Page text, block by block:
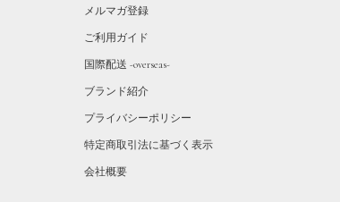
メルマガ登録
ご利用ガイド
国際配送 -overseas-
ブランド紹介
プライバシーポリシー
特定商取引法に基づく表示
会社概要